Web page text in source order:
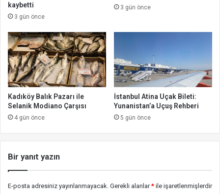
kaybetti
3 gün önce
3 gün önce
Kadıköy Balık Pazarı ile
Selanik Modiano Çarşısı
4 gün önce
İstanbul Atina Uçak Bileti:
Yunanistan’a Uçuş Rehberi
5 gün önce
Bir yanıt yazın
E-posta adresiniz yayınlanmayacak. Gerekli alanlar* ile işaretlenmişlerdir